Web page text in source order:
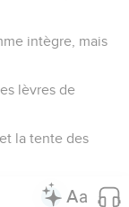
intègre, mais
lèvres de
la tente des